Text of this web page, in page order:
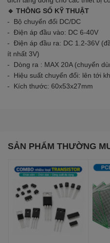
🔹 THÔNG SỐ KỸ THUẬT
- Bộ chuyển đổi DC/DC
- Điện áp đầu vào: DC 6-40V
- Điện áp đầu ra: DC 1.2-36V
ít nhất 3V)
- Dòng ra : MAX 20A (chuyển
- Hiệu suất chuyển đổi: lên tới
- Kích thước: 60x53x27mm
SẢN PHẨM THƯỜNG